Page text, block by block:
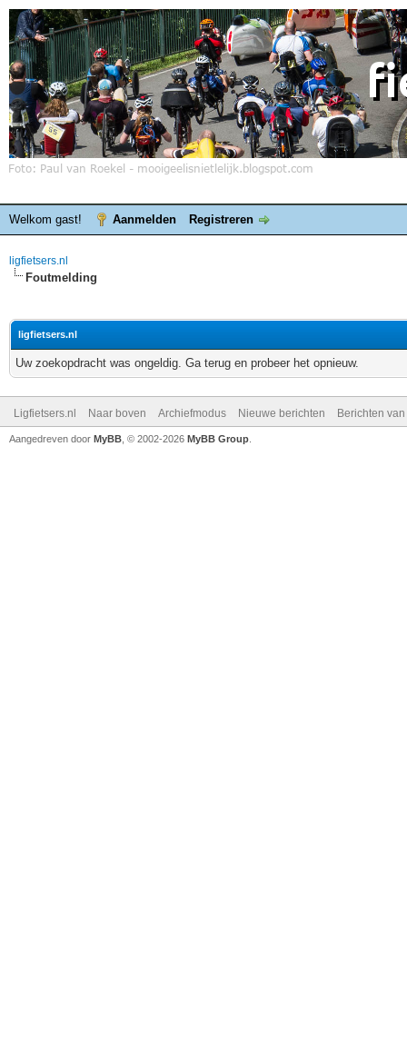
Welkom gast! Aanmelden Registreren
ligfietsers.nl
Foutmelding
ligfietsers.nl
Uw zoekopdracht was ongeldig. Ga terug en probeer het opnieuw.
Ligfietsers.nl Naar boven Archiefmodus Nieuwe berichten Berichten
Aangedreven door MyBB , © 2002-2026 MyBB Group